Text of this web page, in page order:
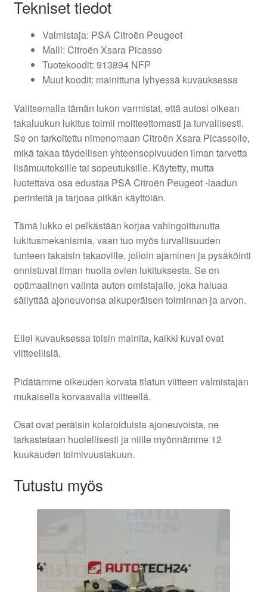
Tekniset tiedot
Valmistaja: PSA Citroën Peugeot
Malli: Citroën Xsara Picasso
Tuotekoodit: 913894 NFP
Muut koodit: mainittuna lyhyessä kuvauksessa
Valitsemalla tämän lukon varmistat, että autosi oikean
takaluukun lukitus toimii moitteettomasti ja turvallisesti.
Se on tarkoitettu nimenomaan Citroën Xsara Picassolle,
mikä takaa täydellisen yhteensopivuuden ilman tarvetta
lisämuutoksille tai sopeutuksille. Käytetty, mutta
luotettava osa edustaa PSA Citroën Peugeot -laadun
perinteitä ja tarjoaa pitkän käyttöiän.
Tämä lukko ei pelkästään korjaa vahingoittunutta
lukitusmekanismia, vaan tuo myös turvallisuuden
tunteen takaisin takaoville, jolloin ajaminen ja pysäköinti
onnistuvat ilman huolia ovien lukituksesta. Se on
optimaalinen valinta auton omistajalle, joka haluaa
säilyttää ajoneuvonsa alkuperäisen toiminnan ja arvon.
Ellei kuvauksessa toisin mainita, kaikki kuvat ovat
viitteellisiä.
Pidätämme oikeuden korvata tilatun viitteen valmistajan
mukaisella korvaavalla viitteellä.
Osat ovat peräisin kolaroiduista ajoneuvoista, ne
tarkastetaan huolellisesti ja niille myönnämme 12
kuukauden toimivuustakuun.
Tutustu myös